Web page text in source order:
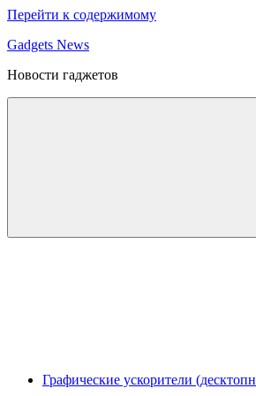
Перейти к содержимому
Gadgets News
Новости гаджетов
Графические ускорители